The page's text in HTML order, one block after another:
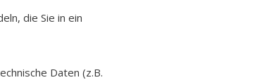
die Sie in ein
Daten (z.B.